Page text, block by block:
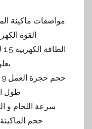
مواصفات ماكينة الموديل 601 ماركة
القوة
حجم حجرة العمل 9 سم في 36 سم في 32 سم تقريبا
طول اللحام
سرعة اللحام و الفاكيوم 6 قطع
حجم الماكينة